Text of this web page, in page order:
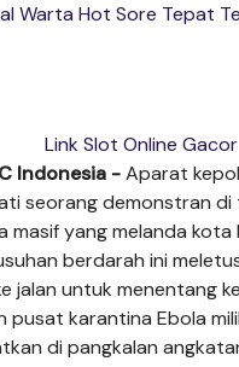
Warta Hot Sore Tepat
Link Slot Online Gacor
Indonesia -Aparat
seorang demonstran
masif yang melanda kota
berdarah ini
jalan untuk menentang
pusat karantina Ebola
di pangkalan